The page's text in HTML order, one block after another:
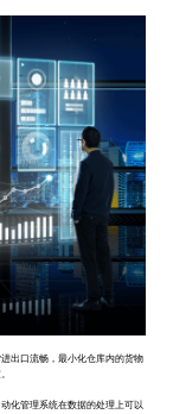
出口流畅，最小化仓库内的货物
化管理系统在数据的处理上可以